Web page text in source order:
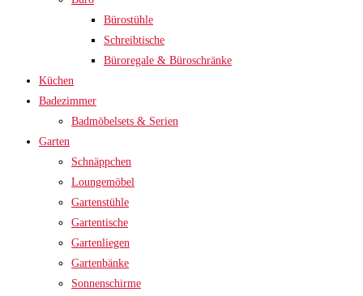
Bürostühle
Schreibtische
Büroregale & Büroschränke
Küchen
Badezimmer
Badmöbelsets & Serien
Garten
Schnäppchen
Loungemöbel
Gartenstühle
Gartentische
Gartenliegen
Gartenbänke
Sonnenschirme